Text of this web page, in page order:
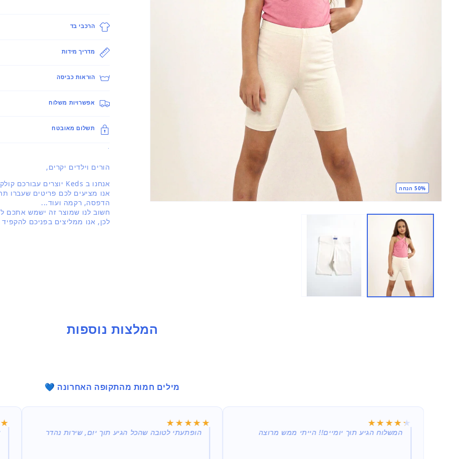
50% הנחה
הרכבי בד
מדריך מידות
הוראות כביסה
אפשרויות משלוח
תשלום מאובטח
.
הורים וילדים יקרים,
אנחנו ב Keds יוצרים עבורכם קולקציה מעודכנת ברוח האופנה העולמית.
אנו מציעים לכם פריטים שעברו
הדפסה, רקמה ועוד...
חשוב לנו שמוצר זה ישמש אתכם
לכן, אנו ממליצים בפניכם
המלצות נוספות
מילים חמות מהתקופה האחרונה 💙
★★★★★
★★★★★
המשלוח הגיע תוך יומיים!! הייתי ממש מרוצה
★★★★★
★★★★★
הופתעתי לטובה שהכל הגיע תוך יום, שירות נהדר